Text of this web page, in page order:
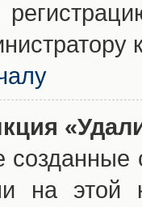
созданные
на